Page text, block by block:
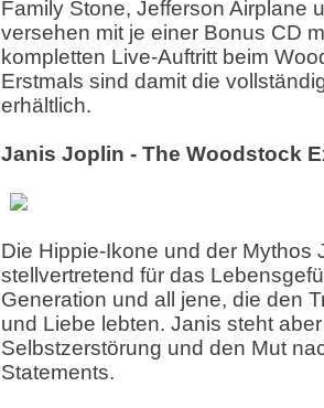
Family Stone, Jefferson Airplane
versehen mit je einer Bonus CD
kompletten Live-Auftritt beim
Erstmals sind damit die
erhältlich.
Janis Joplin - The Woodstock
Die Hippie-Ikone und der Mythos
stellvertretend für das
Generation und all jene, die den
und Liebe lebten. Janis steht
Selbstzerstörung und den Mut
Statements.